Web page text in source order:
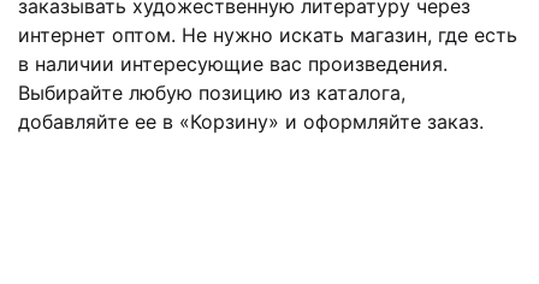
заказывать художественную литературу через
интернет оптом. Не нужно искать магазин, где есть
в наличии интересующие вас произведения.
Выбирайте любую позицию из каталога,
добавляйте ее в «Корзину» и оформляйте заказ.